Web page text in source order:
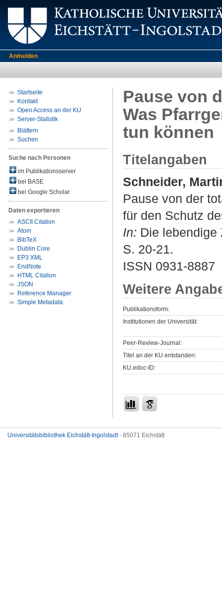
Anmelden
Startseite
Kontakt
Open Access an der KU
Server-Statistik
Blättern
Suchen
Suche nach Personen
im Publikationsserver
bei BASE
bei Google Scholar
Daten exportieren
ASCII Citation
Atom
BibTeX
Dublin Core
EP3 XML
EndNote
HTML Citation
JSON
Reference Manager
Simple Metadata
Pause von
Was
tun können
Titelangaben
Schneider,
Pause von der
für den Schutz
In: Die lebendige
S. 20-21.
ISSN 0931-8887
Weitere
Publikationsform:
Institutionen der Universität:
Peer-Review-Journal:
Titel an der KU entstanden:
KU.edoc-ID:
Universitätsbibliothek Eichstätt-Ingolstadt- 85071 Eichstätt